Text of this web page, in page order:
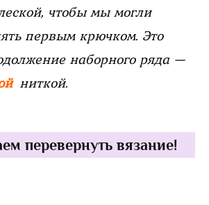
чтобы мы могли
первым крючком. Это
наборного ряда —
ниткой.
перевернуть вязание!